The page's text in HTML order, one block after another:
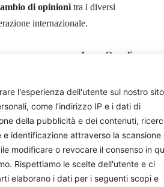
l'esperienza dell'utente sul nostro
come l’indirizzo IP e i dati di
della pubblicità e dei contenuti,
identificazione attraverso la scansione
modificare o revocare il consenso in
Rispettiamo le scelte dell'utente e ci
elaborano i dati per i seguenti scopi e
di opinioni tra i diversi
internazionale.
Irene Quaglia